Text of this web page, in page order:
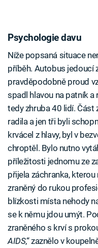
Psychologie davu
Níže popsaná situace
příběh. Autobus jedoucí
pravděpodobně proud
spadl hlavou na patník a
tedy zhruba 40 lidí. Část
radila a jen tři byli
krvácel z hlavy, byl v
chroptěl. Bylo nutno
příležitosti jednomu ze
přijela záchranka,
zraněný do rukou
blízkosti místa nehody
se k němu jdou umýt.
zraněného s krví s
AIDS,“ zaznělo v